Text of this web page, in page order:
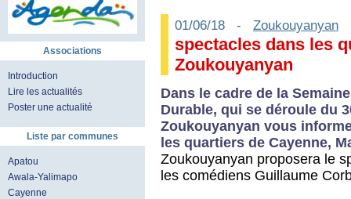
Associations
Introduction
Lire les actualités
Poster une actualité
Liste par communes
Apatou
Awala-Yalimapo
Cayenne
01/06/18 - Zoukouyanyan
spectacles dans les
Zoukouyanyan
Dans le cadre de la
Durable, qui se déroule du
Zoukouyanyan vous
les quartiers de Cayenne,
Zoukouyanyan proposera le
les comédiens Guillaume